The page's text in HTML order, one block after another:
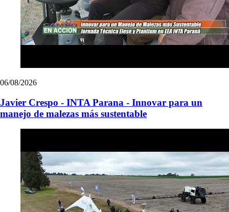
06/08/2026
Javier Crespo - INTA Parana - Innovar para un
manejo de malezas más sustentable